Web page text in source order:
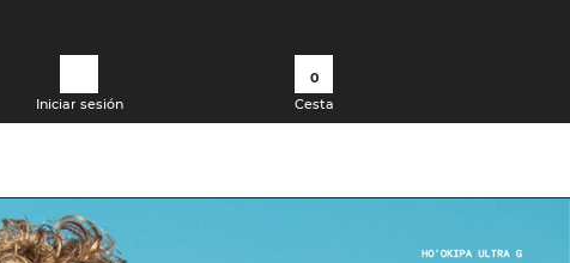
Iniciar sesión
0
Cesta